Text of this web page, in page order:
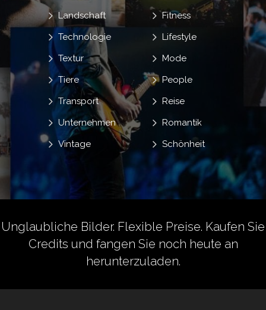
Fitness
Landschaft
Lifestyle
Mode
People
Reise
Romantik
Schönheit
Technologie
Textur
Tiere
Transport
Unternehmen
Vintage
Unglaubliche Bilder. Flexible Preise. Kaufen Sie
Credits und fangen Sie noch heute an
herunterzuladen.